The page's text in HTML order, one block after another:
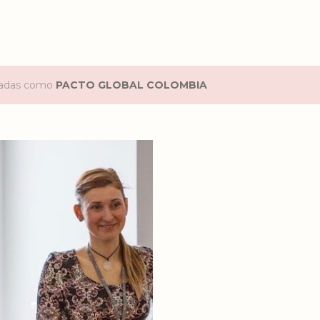
como PACTO GLOBAL COLOMBIA